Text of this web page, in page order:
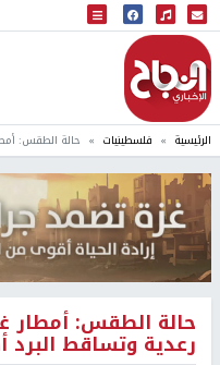
البث المباشر
إذاعة النجاح
الرئيسية فلسطينيات حالة الطقس:
حالة الطقس: أمطار
رعدية وتساقط البرد